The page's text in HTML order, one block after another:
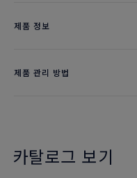
제품 정보
제품 관리 방법
카탈로그 보기